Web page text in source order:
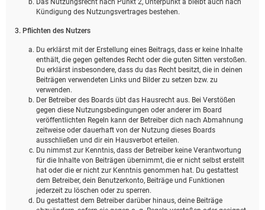
Kündigung des Nutzungsvertrages bestehen.
3. Pflichten des Nutzers
Du erklärst mit der Erstellung eines Beitrags, dass er keine Inhalte
enthält, die gegen geltendes Recht oder die guten Sitten verstoßen.
Du erklärst insbesondere, dass du das Recht besitzt, die in deinen
Beiträgen verwendeten Links und Bilder zu setzen bzw. zu
verwenden.
Der Betreiber des Boards übt das Hausrecht aus. Bei Verstößen
gegen diese Nutzungsbedingungen oder anderer im Board
veröffentlichten Regeln kann der Betreiber dich nach Abmahnung
zeitweise oder dauerhaft von der Nutzung dieses Boards
ausschließen und dir ein Hausverbot erteilen.
Du nimmst zur Kenntnis, dass der Betreiber keine Verantwortung
für die Inhalte von Beiträgen übernimmt, die er nicht selbst erstellt
hat oder die er nicht zur Kenntnis genommen hat. Du gestattest
dem Betreiber, dein Benutzerkonto, Beiträge und Funktionen
jederzeit zu löschen oder zu sperren.
Du gestattest dem Betreiber darüber hinaus, deine Beiträge